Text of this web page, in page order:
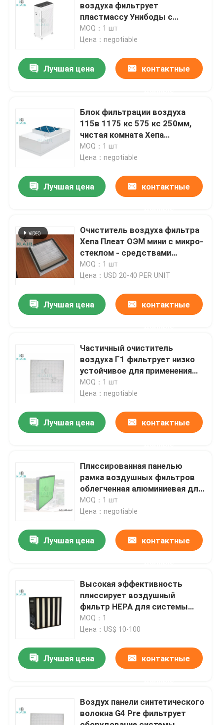
Продукты
О нас
Путешествие фабрики
Свяжитесь мы
Спросите цитату
воздушные фильтры мешка
воздушный фильтр hepa
воздуха фильтрует
пластмассу Унибоды с
дисплеем приведенным после
полудня 2,5
MOQ：1 шт
Цена：negotiable
Лучшая цена контактные
Блок фильтрации воздуха
115в 1175 кс 575 кс 250мм,
чистая комната Хепа
фильтрует блок вентилятора
MOQ：1 шт
Цена：negotiable
Лучшая цена контактные
Очиститель воздуха фильтра
Хепа Плеат ОЭМ мини с микро-
стеклом - средствами
массовой информации
волокна
MOQ：1 шт
Цена：USD 20-40 PER UNIT
Лучшая цена контактные
Частичный очиститель
воздуха Г1 фильтрует низко
устойчивое для применения
Хвак
MOQ：1 шт
Цена：negotiable
Лучшая цена контактные
Плиссированная панелью
рамка воздушных фильтров
облегченная алюминиевая для
системы кондиционирования
воздуха
MOQ：1 шт
Цена：negotiable
Лучшая цена контактные
Высокая эффективность
плиссирует воздушный
фильтр HEPA для системы
кондиционирования воздуха
MOQ：1
Цена：US$ 10-100
Лучшая цена контактные
Воздух панели синтетического
волокна G4 Pre фильтрует